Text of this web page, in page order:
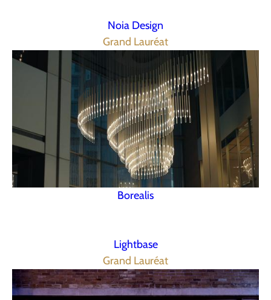
Noia Design
Grand Lauréat
Borealis
Lightbase
Grand Lauréat